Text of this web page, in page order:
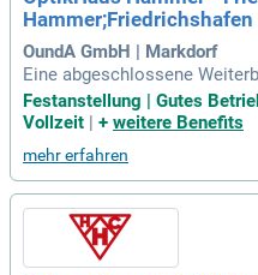
Hammer;Friedrichshafen
OundA GmbH | Markdorf
Eine abgeschlossene
er Freude daran,
am zu übernehmen Erste
ehen möchtest Eine
Festanstellung | Gutes
Vollzeit | + weitere Benefits
mehr erfahren